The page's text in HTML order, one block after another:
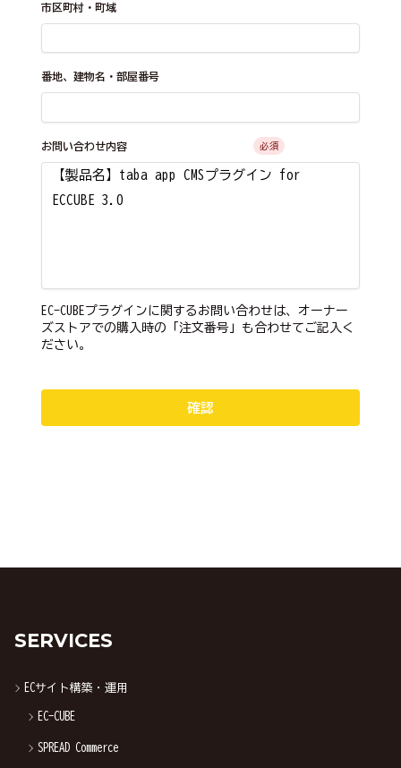
市区町村・町域
番地、建物名・部屋番号
お問い合わせ内容 必須
EC-CUBEプラグインに関するお問い合わせは、オーナー
ズストアでの購入時の「注文番号」も合わせてご記入く
ださい。
確認
SERVICES
ECサイト構築・運用
EC-CUBE
SPREAD Commerce